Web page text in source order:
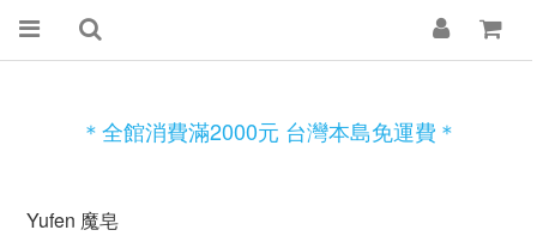
＊全館消費滿2000元 台灣本島免運費＊
Yufen 魔皂